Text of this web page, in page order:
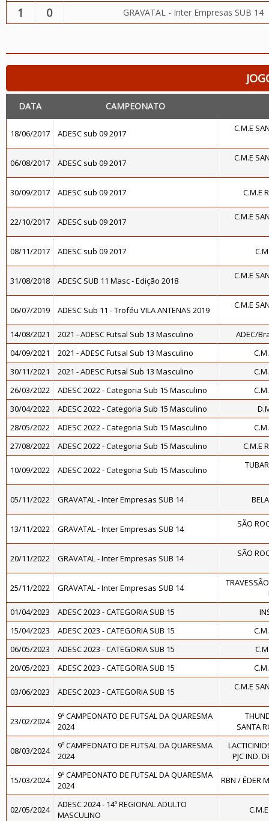
1 0 GRAVATAL - Inter Empresas SUB 14
DATA CAMPEONATO
18/06/2017 ADESC sub 09 2017 C.M.E
06/08/2017 ADESC sub 09 2017 C.M.E
30/09/2017 ADESC sub 09 2017 C.M.E
22/10/2017 ADESC sub 09 2017 C.M.E
08/11/2017 ADESC sub 09 2017
31/08/2018 ADESC SUB 11 Masc - Edição 2018 C.M.E
06/07/2019 ADESC Sub 11 - Troféu VILA ANTENAS 2019 C.M.E
14/08/2021 2021 - ADESC Futsal Sub 13 Masculino
ADEC/
04/09/2021
2021 - ADESC Futsal Sub 13 Masculino
30/11/2021
2021 - ADESC Futsal Sub 13 Masculino
26/03/2022
ADESC 2022 - Categoria Sub 15 Masculino
30/04/2022
ADESC 2022 - Categoria Sub 15 Masculino
28/05/2022
ADESC 2022 - Categoria Sub 15 Masculino
27/08/2022
ADESC 2022 - Categoria Sub 15 Masculino C.M.E
10/09/2022 ADESC 2022 - Categoria Sub 15 Masculino
05/11/2022 GRAVATAL - Inter Empresas SUB 14
13/11/2022 GRAVATAL - Inter Empresas SUB 14 SÃO
20/11/2022 GRAVATAL - Inter Empresas SUB 14 SÃO
25/11/2022 GRAVATAL - Inter Empresas SUB 14
01/04/2023
ADESC 2023 - CATEGORIA SUB 15
15/04/2023
ADESC 2023 - CATEGORIA SUB 15
06/05/2023
ADESC 2023 - CATEGORIA SUB 15
20/05/2023
ADESC 2023 - CATEGORIA SUB 15
03/06/2023 ADESC 2023 - CATEGORIA SUB 15 C.M.E
23/02/2024
9º CAMPEONATO DE FUTSAL DA QUARESMA
2024
SANTA
08/03/2024
9º CAMPEONATO DE FUTSAL DA QUARESMA
2024
PJC IND.
15/03/2024
9º CAMPEONATO DE FUTSAL DA QUARESMA
2024
RBN / ÉDER
02/05/2024
ADESC 2024 - 14º REGIONAL ADULTO
MASCULINO